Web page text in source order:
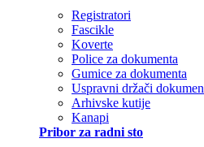
Registratori
Fascikle
Koverte
Police za dokumenta
Gumice za dokumenta
Uspravni držači
Arhivske kutije
Kanapi
Pribor za radni sto